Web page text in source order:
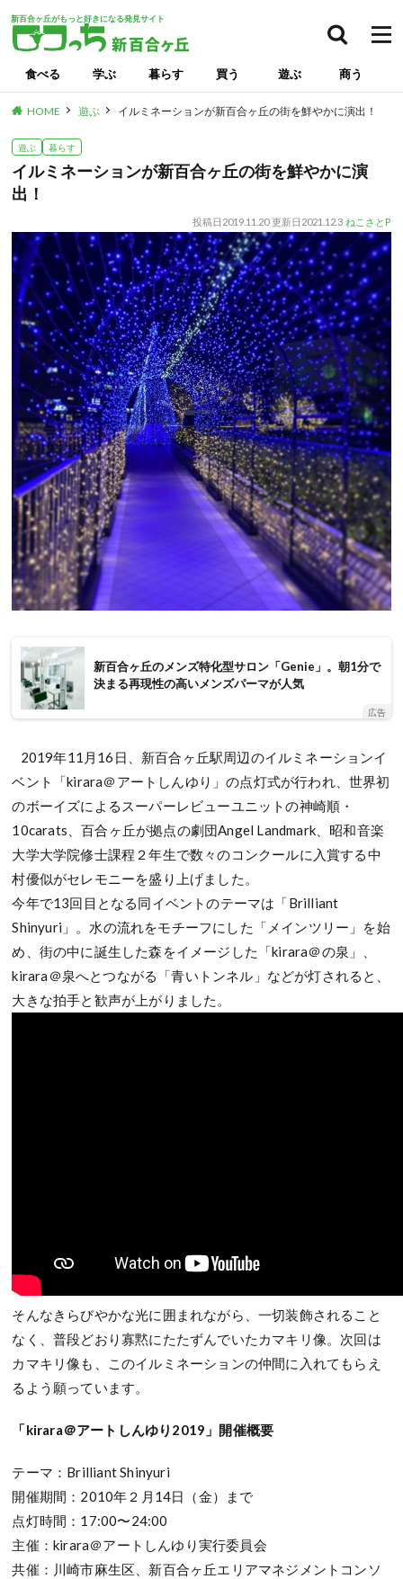
新百合ヶ丘がもっと好きになる発見サイト
食べる 学ぶ 暮らす 買う 遊ぶ 商う
HOME 遊ぶ イルミネーションが新百合ヶ丘の街を鮮やかに演出！
遊ぶ 暮らす
イルミネーションが新百合ヶ丘の街を鮮やかに演
出！
投稿日 2019.11.20 更新日 2021.12.3 ねこさとP
新百合ヶ丘のメンズ特化型サロン「Genie」。朝1分で
決まる再現性の高いメンズパーマが人気
広告
2019年11月16日、新百合ヶ丘駅周辺のイルミネーションイ
ベント「kirara＠アートしんゆり」の点灯式が行われ、世界初
のボーイズによるスーパーレビューユニットの神崎順・
10carats、百合ヶ丘が拠点の劇団Angel Landmark、昭和音楽
大学大学院修士課程２年生で数々のコンクールに入賞する中
村優似がセレモニーを盛り上げました。
今年で13回目となる同イベントのテーマは「Brilliant
Shinyuri」。水の流れをモチーフにした「メインツリー」を始
め、街の中に誕生した森をイメージした「kirara＠の泉」、
kirara＠泉へとつながる「青いトンネル」などが灯されると、
大きな拍手と歓声が上がりました。
そんなきらびやかな光に囲まれながら、一切装飾されること
なく、普段どおり寡黙にたたずんでいたカマキリ像。次回は
カマキリ像も、このイルミネーションの仲間に入れてもらえ
るよう願っています。
「kirara＠アートしんゆり2019」開催概要
テーマ：Brilliant Shinyuri
開催期間：2010年２月14日（金）まで
点灯時間：17:00〜24:00
主催：kirara＠アートしんゆり実行委員会
共催：川崎市麻生区、新百合ヶ丘エリアマネジメントコンソ